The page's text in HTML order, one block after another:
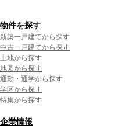
物件を探す
新築一戸建てから探す
中古一戸建てから探す
土地から探す
地図から探す
通勤・通学から探す
学区から探す
特集から探す
企業情報